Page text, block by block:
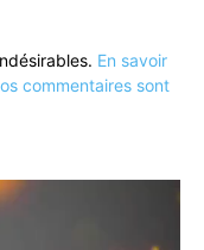
En savoir
commentaires sont